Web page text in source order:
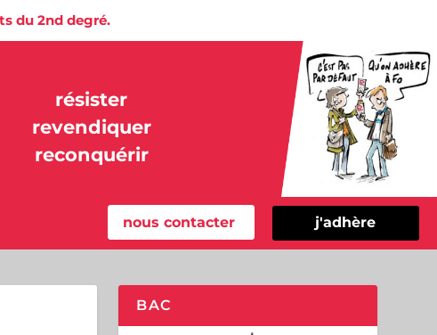
du 2nd degré.
résister
revendiquer
reconquérir
nous contacter j'adhère
BAC